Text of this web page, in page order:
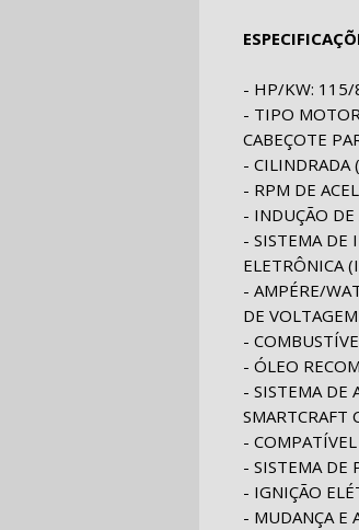
- HP/KW: 115/
- TIPO
CABEÇOTE
- CILINDRADA
- RPM DE
- INDUÇÃO DE
- SISTEMA DE
ELETRÔNICA
- AMPÉRE/
DE
-
- ÓLEO
- SISTEMA DE
SMARTCRAFT
-
- SISTEMA DE
- IGNIÇÃO
- MUDANÇA E